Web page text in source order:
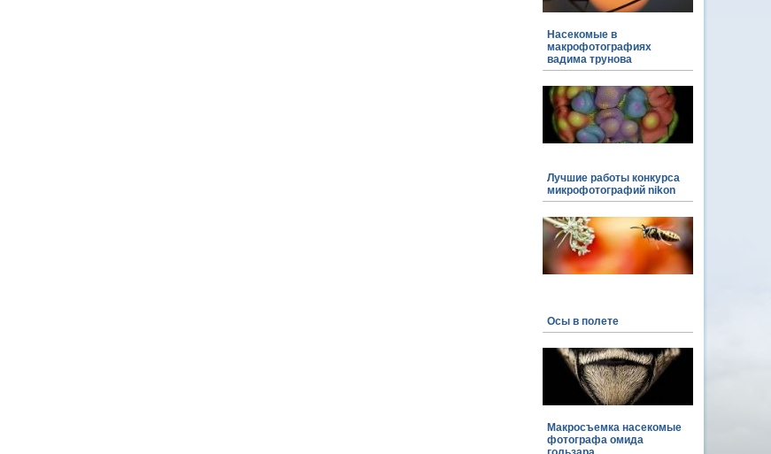
Насекомые в
макрофотографиях
вадима трунова
Лучшие работы конкурса
микрофотографий nikon
Осы в полете
Макросъемка насекомые
фотографа омида